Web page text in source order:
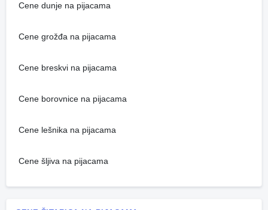
Cene dunje na pijacama
Cene grožđa na pijacama
Cene breskvi na pijacama
Cene borovnice na pijacama
Cene lešnika na pijacama
Cene šljiva na pijacama